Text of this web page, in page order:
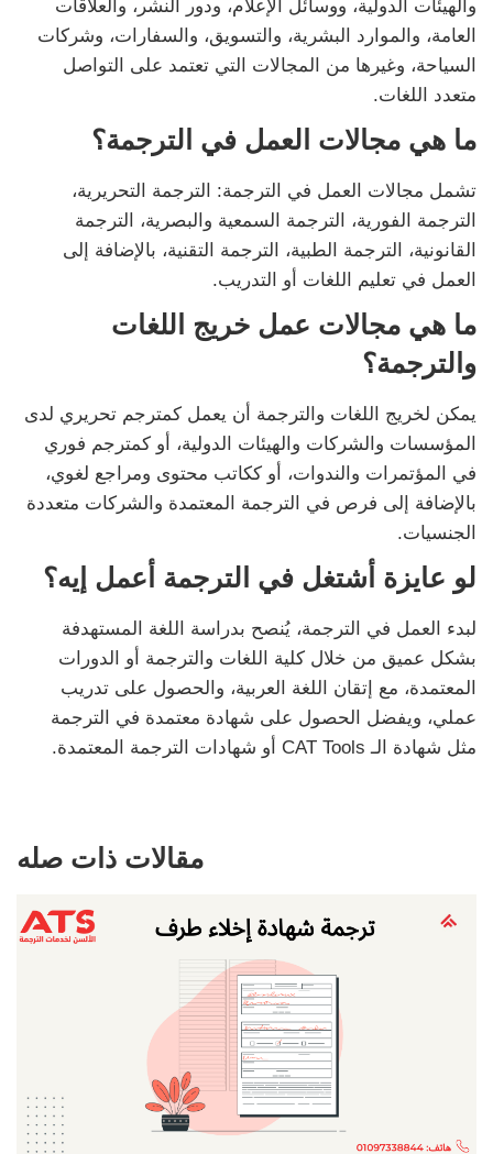
والهيئات الدولية، ووسائل الإعلام، ودور النشر، والعلاقات
العامة، والموارد البشرية، والتسويق، والسفارات، وشركات
السياحة، وغيرها من المجالات التي تعتمد على التواصل
متعدد اللغات.
ما هي مجالات العمل في الترجمة؟
تشمل مجالات العمل في الترجمة: الترجمة التحريرية،
الترجمة الفورية، الترجمة السمعية والبصرية، الترجمة
القانونية، الترجمة الطبية، الترجمة التقنية، بالإضافة إلى
العمل في تعليم اللغات أو التدريب.
ما هي مجالات عمل خريج اللغات
والترجمة؟
يمكن لخريج اللغات والترجمة أن يعمل كمترجم تحريري لدى
المؤسسات والشركات والهيئات الدولية، أو كمترجم فوري
في المؤتمرات والندوات، أو ككاتب محتوى ومراجع لغوي،
بالإضافة إلى فرص في الترجمة المعتمدة والشركات متعددة
الجنسيات.
لو عايزة أشتغل في الترجمة أعمل إيه؟
لبدء العمل في الترجمة، يُنصح بدراسة اللغة المستهدفة
بشكل عميق من خلال كلية اللغات والترجمة أو الدورات
المعتمدة، مع إتقان اللغة العربية، والحصول على تدريب
عملي، ويفضل الحصول على شهادة معتمدة في الترجمة
مثل شهادة الـ CAT Tools أو شهادات الترجمة المعتمدة.
مقالات ذات صله